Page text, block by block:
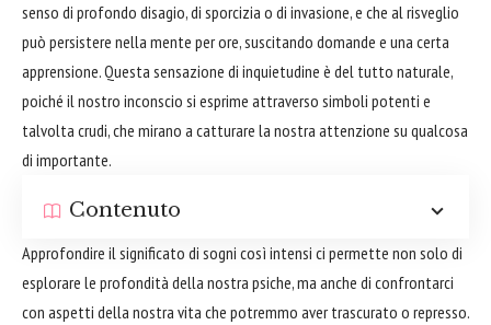
senso di profondo disagio, di sporcizia o di invasione, e che al risveglio
può persistere nella mente per ore, suscitando domande e una certa
apprensione. Questa sensazione di inquietudine è del tutto naturale,
poiché il nostro inconscio si esprime attraverso simboli potenti e
talvolta crudi, che mirano a catturare la nostra attenzione su qualcosa
di importante.
Contenuto
Approfondire il significato di sogni così intensi ci permette non solo di
esplorare le profondità della nostra psiche, ma anche di confrontarci
con aspetti della nostra vita che potremmo aver trascurato o represso.